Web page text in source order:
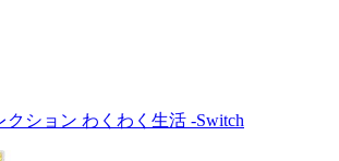
クション わくわく生活 -Switch